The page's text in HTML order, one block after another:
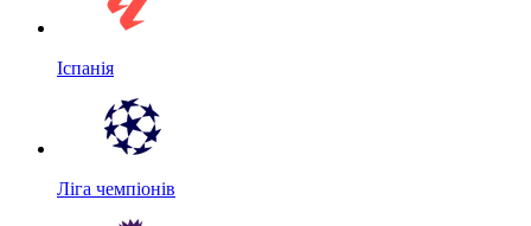
Іспанія
Ліга чемпіонів